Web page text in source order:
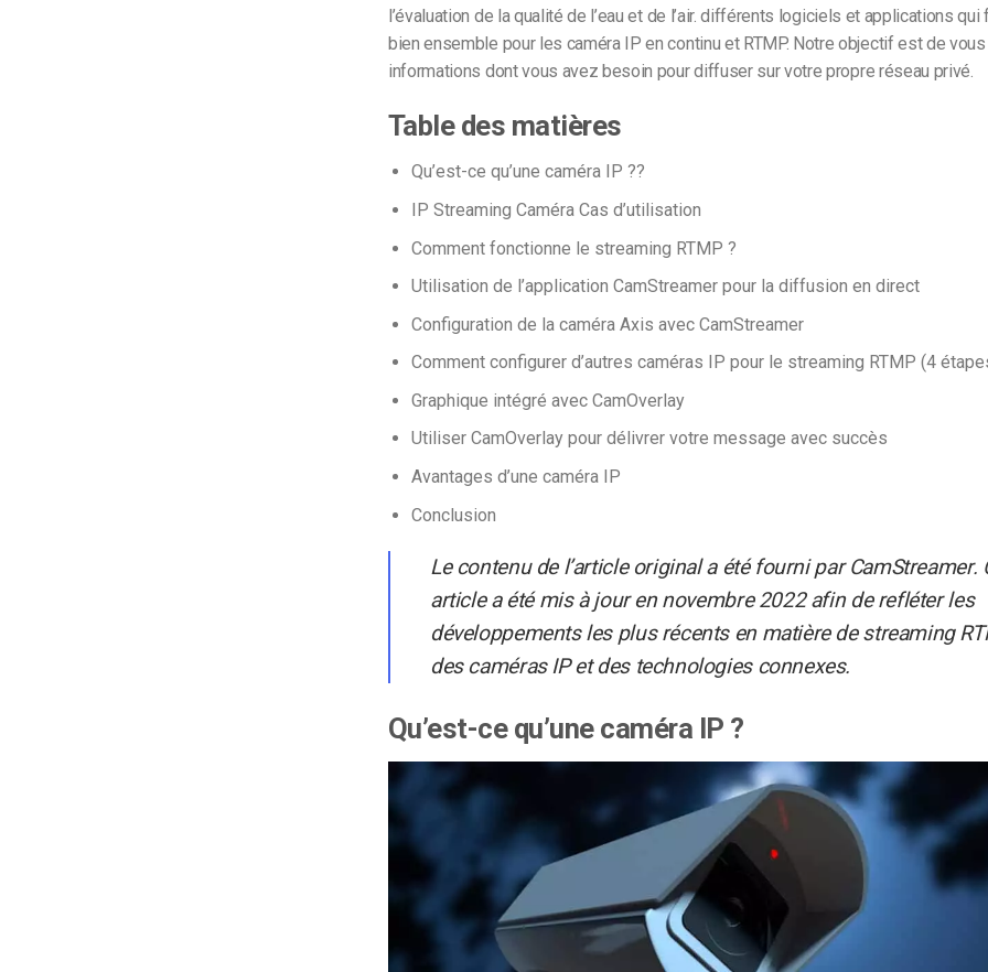
l’évaluation de la qualité de l’eau et de l’air.différents logiciels et applications qui
bien ensemble pour les caméra IPen continu et RTMP. Notre objectif est de
informations dont vous avez besoin pour diffuser sur votre propre réseau privé.
Table des matières
Qu’est-ce qu’une caméra IP ??
IP Streaming CaméraCas d’utilisation
Comment fonctionne le streaming RTMP ?
Utilisation de l’application CamStreamer pour la diffusion en direct
Configuration de la caméra Axis avec CamStreamer
Comment configurer d’autres caméras IP pour le streaming RTMP (4
Graphique intégré avec CamOverlay
Utiliser CamOverlay pour délivrer votre message avec succès
Avantages d’une caméra IP
Conclusion
Le contenu de l’article original a été fourni par CamStreamer.
article a été mis à jour en novembre 2022 afin de refléter les
développements les plus récents en matière de streaming
des caméras IP et des technologies connexes.
Qu’est-ce qu’une caméra IP ?